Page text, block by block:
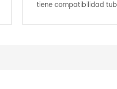
tiene compatibilidad